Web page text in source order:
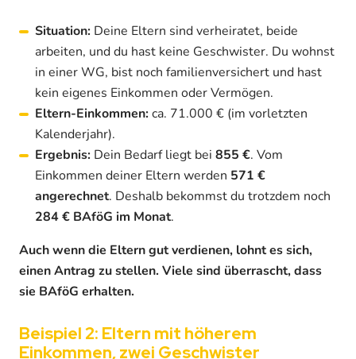
Situation: Deine Eltern sind verheiratet, beide
arbeiten, und du hast keine Geschwister. Du wohnst
in einer WG, bist noch familienversichert und hast
kein eigenes Einkommen oder Vermögen.
Eltern-Einkommen:ca. 71.000 € (im vorletzten
Kalenderjahr).
Ergebnis: Dein Bedarf liegt bei 855 €. Vom
Einkommen deiner Eltern werden 571 €
angerechnet. Deshalb bekommst du trotzdem noch
284 € BAföG im Monat.
Auch wenn die Eltern gut verdienen, lohnt es sich,
einen Antrag zu stellen. Viele sind überrascht, dass
sie BAföG erhalten.
Beispiel 2: Eltern mit höherem
Einkommen, zwei Geschwister